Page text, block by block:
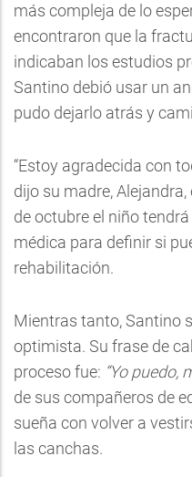
más compleja de lo
encontraron que la
indicaban los estudios
Santino debió usar un
pudo dejarlo atrás y
“Estoy agradecida con
dijo su madre,
de octubre el niño
médica para definir si
rehabilitación.
Mientras tanto, Santino
optimista. Su frase de
proceso fue: “Yo puedo,
de sus compañeros de
sueña con volver a
las canchas.